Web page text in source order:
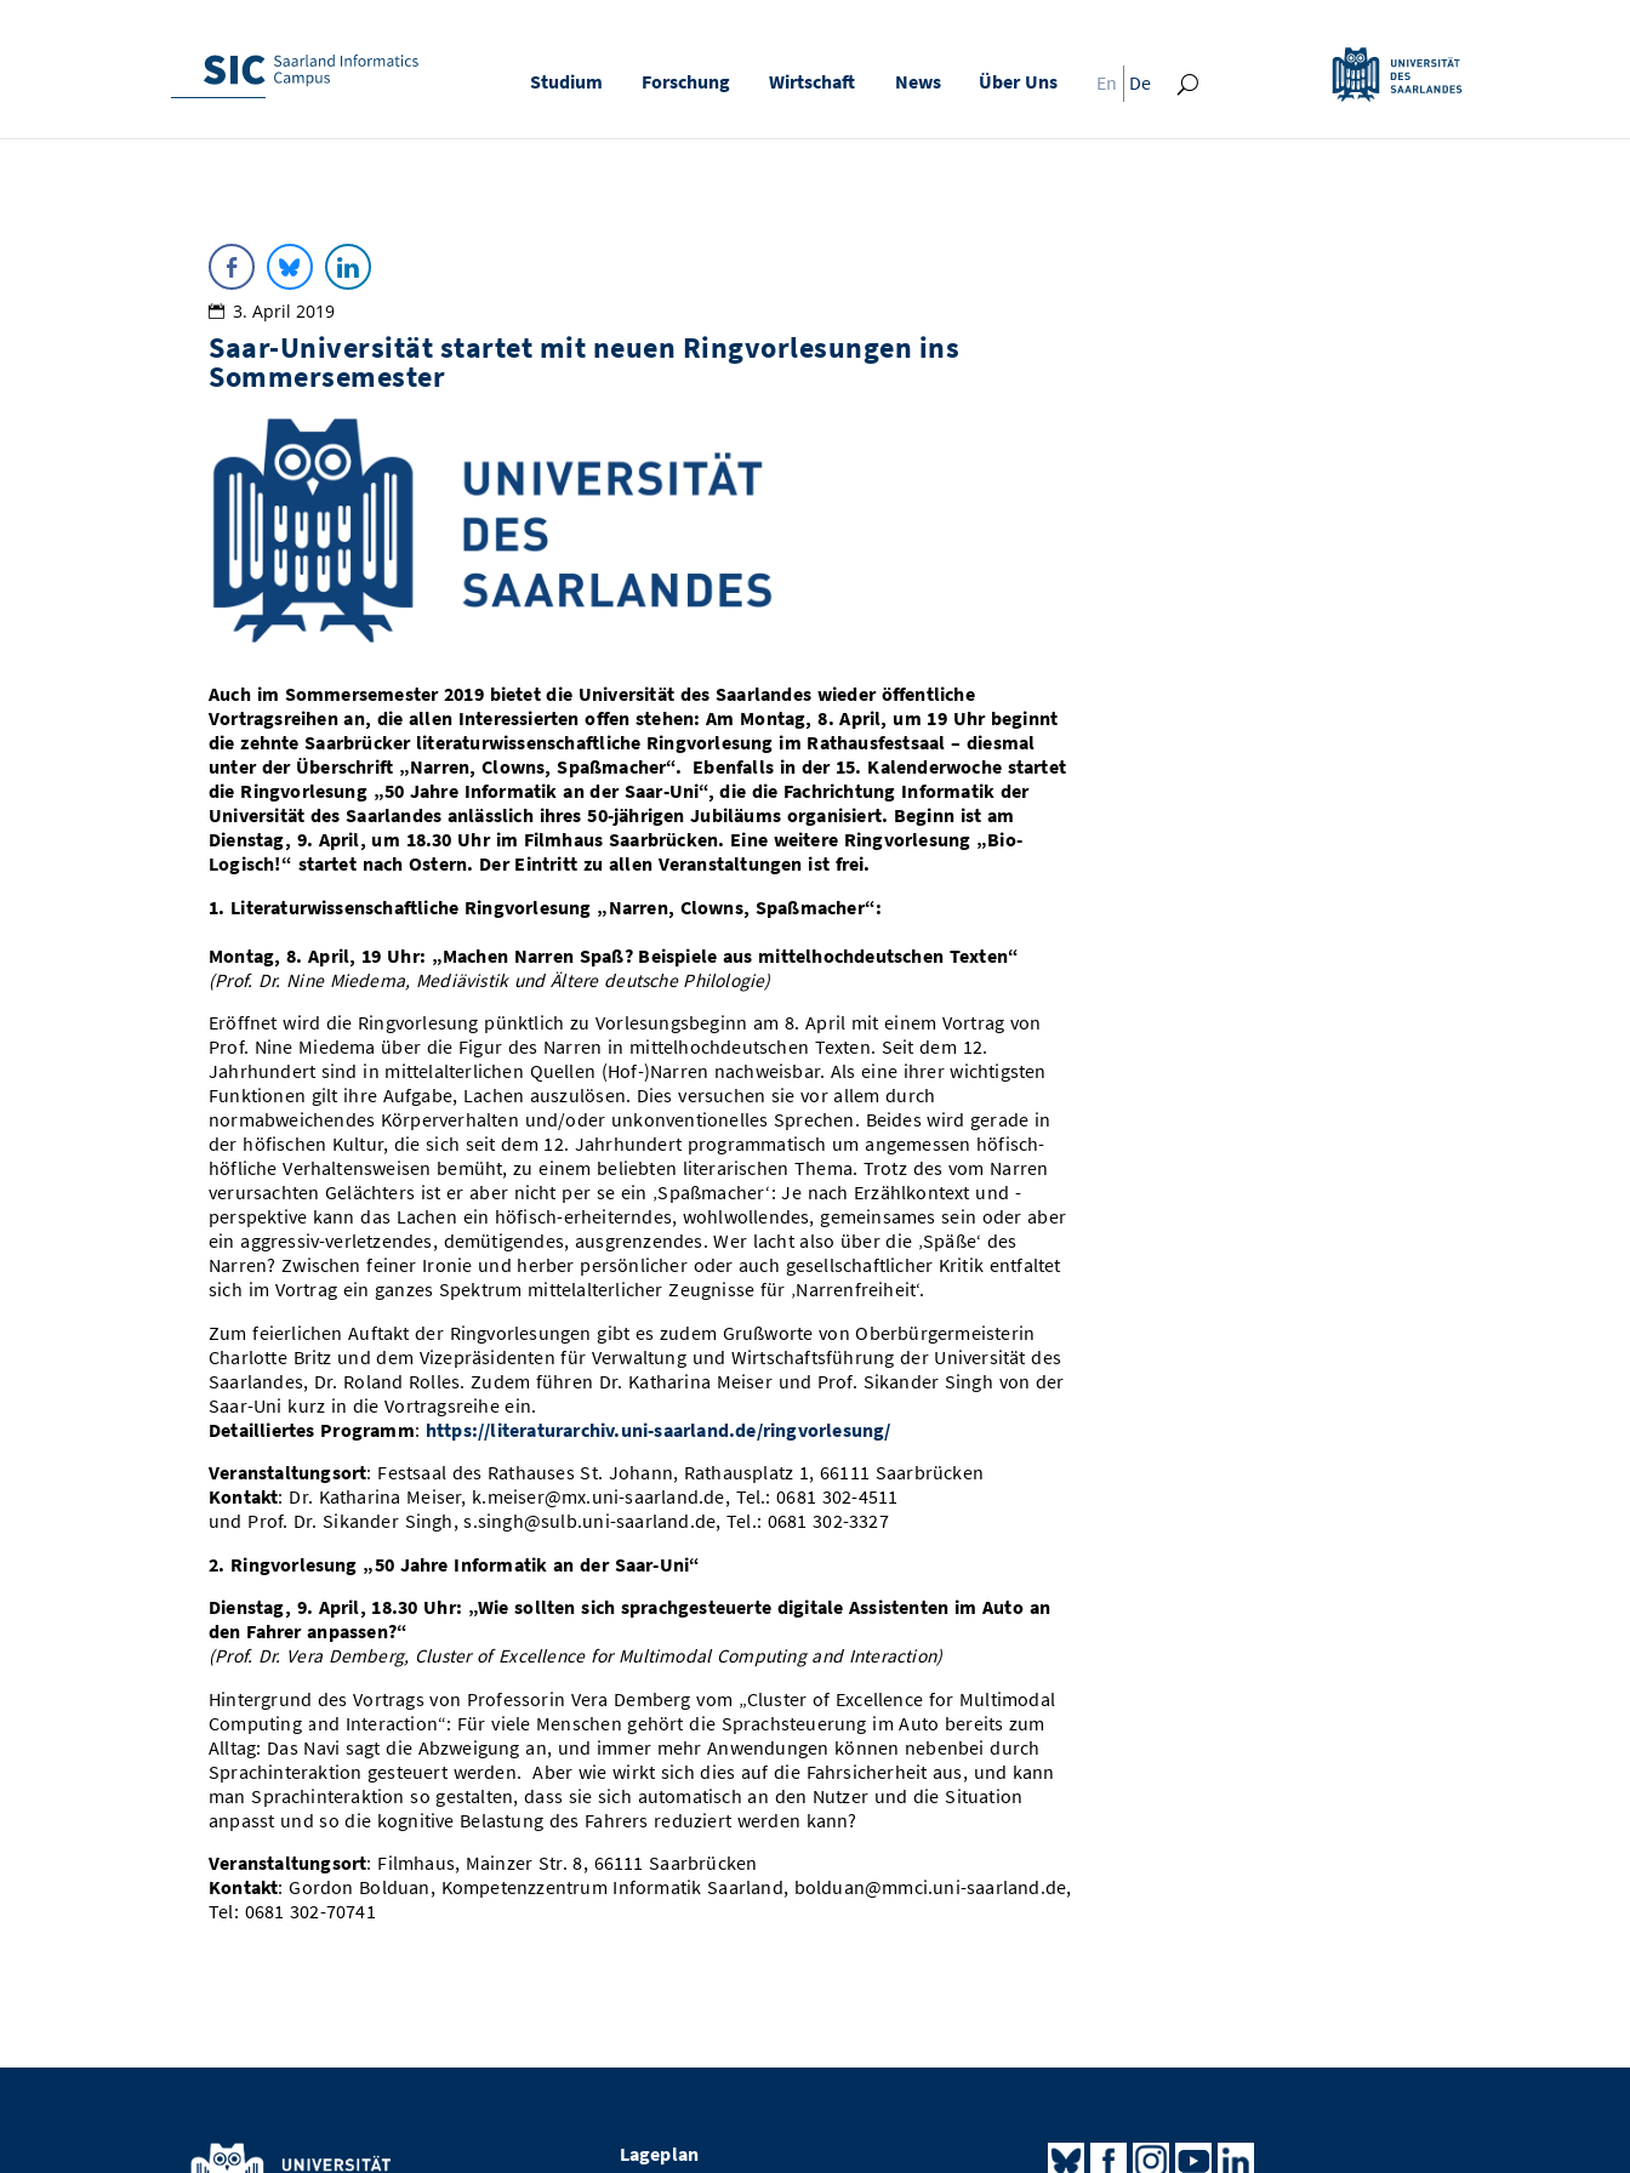
Studium Forschung Wirtschaft News Über Uns En De
3. April 2019
Saar-Universität startet mit neuen Ringvorlesungen ins
Sommersemester
Auch im Sommersemester 2019 bietet die Universität des Saarlandes wieder öffentliche
Vortragsreihen an, die allen Interessierten offen stehen: Am Montag, 8. April, um 19 Uhr beginnt
die zehnte Saarbrücker literaturwissenschaftliche Ringvorlesung im Rathausfestsaal – diesmal
unter der Überschrift „Narren, Clowns, Spaßmacher“. Ebenfalls in der 15. Kalenderwoche startet
die Ringvorlesung „50 Jahre Informatik an der Saar-Uni“, die die Fachrichtung Informatik der
Universität des Saarlandes anlässlich ihres 50-jährigen Jubiläums organisiert. Beginn ist am
Dienstag, 9. April, um 18.30 Uhr im Filmhaus Saarbrücken. Eine weitere Ringvorlesung „Bio-
Logisch!“ startet nach Ostern. Der Eintritt zu allen Veranstaltungen ist frei.
1. Literaturwissenschaftliche Ringvorlesung „Narren, Clowns, Spaßmacher“:
Montag, 8. April, 19 Uhr: „Machen Narren Spaß? Beispiele aus mittelhochdeutschen Texten“
(Prof. Dr. Nine Miedema, Mediävistik und Ältere deutsche Philologie)
Eröffnet wird die Ringvorlesung pünktlich zu Vorlesungsbeginn am 8. April mit einem Vortrag von
Prof. Nine Miedema über die Figur des Narren in mittelhochdeutschen Texten. Seit dem 12.
Jahrhundert sind in mittelalterlichen Quellen (Hof-)Narren nachweisbar. Als eine ihrer wichtigsten
Funktionen gilt ihre Aufgabe, Lachen auszulösen. Dies versuchen sie vor allem durch
normabweichendes Körperverhalten und/oder unkonventionelles Sprechen. Beides wird gerade in
der höfischen Kultur, die sich seit dem 12. Jahrhundert programmatisch um angemessen höfisch-
höfliche Verhaltensweisen bemüht, zu einem beliebten literarischen Thema. Trotz des vom Narren
verursachten Gelächters ist er aber nicht per se ein ‚Spaßmacher‘: Je nach Erzählkontext und -
perspektive kann das Lachen ein höfisch-erheiterndes, wohlwollendes, gemeinsames sein oder aber
ein aggressiv-verletzendes, demütigendes, ausgrenzendes. Wer lacht also über die ‚Späße‘ des
Narren? Zwischen feiner Ironie und herber persönlicher oder auch gesellschaftlicher Kritik entfaltet
sich im Vortrag ein ganzes Spektrum mittelalterlicher Zeugnisse für ‚Narrenfreiheit‘.
Zum feierlichen Auftakt der Ringvorlesungen gibt es zudem Grußworte von Oberbürgermeisterin
Charlotte Britz und dem Vizepräsidenten für Verwaltung und Wirtschaftsführung der Universität des
Saarlandes, Dr. Roland Rolles. Zudem führen Dr. Katharina Meiser und Prof. Sikander Singh von der
Saar-Uni kurz in die Vortragsreihe ein.
Detailliertes Programm: https://literaturarchiv.uni-saarland.de/ringvorlesung/
Veranstaltungsort: Festsaal des Rathauses St. Johann, Rathausplatz 1, 66111 Saarbrücken
Kontakt: Dr. Katharina Meiser, k.meiser@mx.uni-saarland.de, Tel.: 0681 302-4511
und Prof. Dr. Sikander Singh, s.singh@sulb.uni-saarland.de, Tel.: 0681 302-3327
2. Ringvorlesung „50 Jahre Informatik an der Saar-Uni“
Dienstag, 9. April, 18.30 Uhr: „Wie sollten sich sprachgesteuerte digitale Assistenten im Auto an
den Fahrer anpassen?“
(Prof. Dr. Vera Demberg, Cluster of Excellence for Multimodal Computing and Interaction)
Hintergrund des Vortrags von Professorin Vera Demberg vom „Cluster of Excellence for Multimodal
Computing and Interaction“: Für viele Menschen gehört die Sprachsteuerung im Auto bereits zum
Alltag: Das Navi sagt die Abzweigung an, und immer mehr Anwendungen können nebenbei durch
Sprachinteraktion gesteuert werden. Aber wie wirkt sich dies auf die Fahrsicherheit aus, und kann
man Sprachinteraktion so gestalten, dass sie sich automatisch an den Nutzer und die Situation
anpasst und so die kognitive Belastung des Fahrers reduziert werden kann?
Veranstaltungsort: Filmhaus, Mainzer Str. 8, 66111 Saarbrücken
Kontakt: Gordon Bolduan, Kompetenzzentrum Informatik Saarland, bolduan@mmci.uni-saarland.de,
Tel: 0681 302-70741
Lageplan